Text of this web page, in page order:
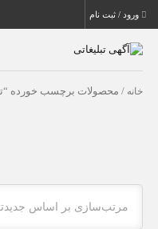
ورود / ثبت نام
خانه / محصولات برچسب خورده
مرتب‌سازی بر اساس